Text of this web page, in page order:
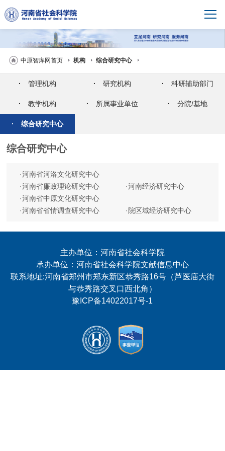
中原智库网首页 机构 综合研究中心
· 管理机构 · 研究机构 · 科研辅助部门
· 教学机构 · 所属事业单位 · 分院/基地
· 综合研究中心
综合研究中心
·河南省河洛文化研究中心
·河南省廉政理论研究中心 ·河南经济研究中心
·河南省中原文化研究中心
·河南省省情调查研究中心 · 院区域经济研究中心
主办单位：河南省社会科学院
承办单位：河南省社会科学院文献信息中心
联系地址:河南省郑州市郑东新区恭秀路16号（芦医庙大街
与恭秀路交叉口西北角）
豫ICP备14022017号-1